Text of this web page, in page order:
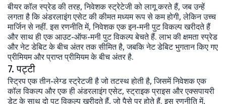
बीयर कॉल स्प्रेड की तरह, निवेशक स्ट्रेटेजी को लागू करते हैं, जब उन्हें
लगता है कि अंडरलाइंग एसेट की कीमत मध्यम रूप से कम होगी, लेकिन उच्च
मार्जिन से नहीं. इस रणनीति में, निवेशक एक इन-मनी पुट विकल्प खरीदते हैं
और साथ ही एक आउट-ऑफ-मनी पुट विकल्प बेचते हैं. लाभ की क्षमता स्प्रेड
और नेट डेबिट के बीच अंतर तक सीमित है, जबकि नेट डेबिट भुगतान किए गए
प्रीमियम और प्राप्त प्रीमियम के बीच अंतर है.
7. पट्टी
स्ट्रिप एक तीन-लेग्ड स्ट्रेटजी है जो तटस्थ होती है, जिसमें निवेशक एक
कॉल विकल्प और एक ही अंडरलाइंग एसेट, स्ट्राइक प्राइस और एक्सपायरी
डेट के साथ दो पुट विकल्प खरीदते हैं, जो पैसे पर होते हैं. इस रणनीति में,